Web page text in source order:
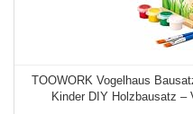
TOOWORK Vogelhaus
Kinder DIY Holzbausatz –